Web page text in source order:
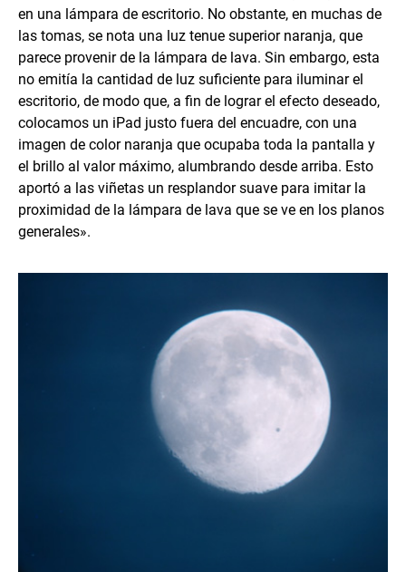
en una lámpara de escritorio. No obstante, en muchas de
las tomas, se nota una luz tenue superior naranja, que
parece provenir de la lámpara de lava. Sin embargo, esta
no emitía la cantidad de luz suficiente para iluminar el
escritorio, de modo que, a fin de lograr el efecto deseado,
colocamos un iPad justo fuera del encuadre, con una
imagen de color naranja que ocupaba toda la pantalla y
el brillo al valor máximo, alumbrando desde arriba. Esto
aportó a las viñetas un resplandor suave para imitar la
proximidad de la lámpara de lava que se ve en los planos
generales».